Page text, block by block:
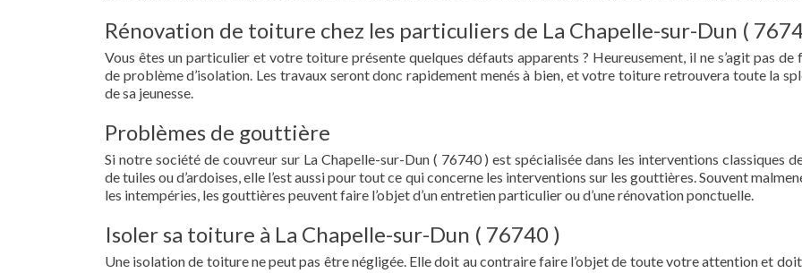
Rénovation de toiture chez les particuliers de La Chapelle-sur-Dun (
Vous êtes un particulier et votre toiture présente quelques défauts apparents ? Heureusement, il ne s’agit pas de
de problème d’isolation. Les travaux seront donc rapidement menés à bien, et votre toiture retrouvera toute la
de sa jeunesse.
Problèmes de gouttière
Si notre société de couvreur sur La Chapelle-sur-Dun ( 76740 ) est spécialisée dans les interventions classiques
de tuiles ou d’ardoises, elle l’est aussi pour tout ce qui concerne les interventions sur les gouttières. Souvent
les intempéries, les gouttières peuvent faire l’objet d’un entretien particulier ou d’une rénovation ponctuelle.
Isoler sa toiture à La Chapelle-sur-Dun ( 76740 )
Une isolation de toiture ne peut pas être négligée. Elle doit au contraire faire l’objet de toute votre attention et